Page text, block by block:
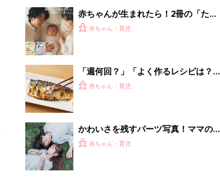
解決テク
赤ちゃんが生まれたら！2冊の「たま
ひよ」
赤ちゃん・育児
「週何回？」「よく作るレシピは？」
わが家の魚料理事情
赤ちゃん・育児
かわいさを残すパーツ写真！ママのた
めの撮影レシピ vol.19
赤ちゃん・育児